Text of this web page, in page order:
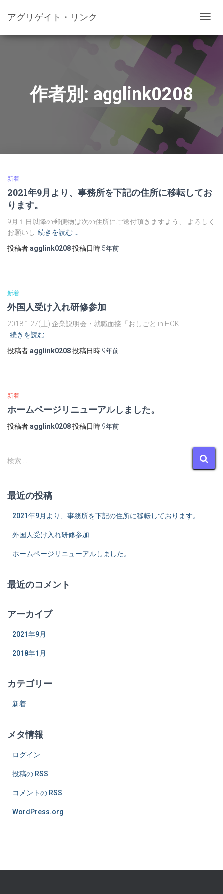
アグリゲイト・リンク
ビ
ゲ
ー
ン
え
作者別: agglink0208
新着
2021年9月より、事務所を下記の住所に移転してお
ります。
9月１日以降の郵便物は次の住所にご送付頂きますよう、 よろしく
お願いし 続きを読む …
投稿者:agglink0208投稿日時:5年前
新着
外国人受け入れ研修参加
2018.1.27(土) 企業説明会・就職面接「おしごと in HOK
続きを読む …
投稿者:agglink0208投稿日時:9年前
新着
ホームページリニューアルしました。
投稿者:agglink0208投稿日時:9年前
検
索
検索 …
最近の投稿
2021年9月より、事務所を下記の住所に移転しております。
外国人受け入れ研修参加
ホームページリニューアルしました。
最近のコメント
アーカイブ
2021年9月
2018年1月
カテゴリー
新着
メタ情報
ログイン
投稿の RSS
コメントの RSS
WordPress.org